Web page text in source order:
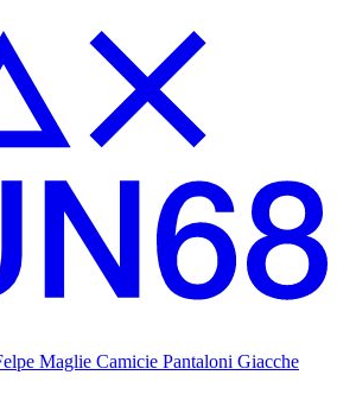
Maglie Camicie Pantaloni Giacche